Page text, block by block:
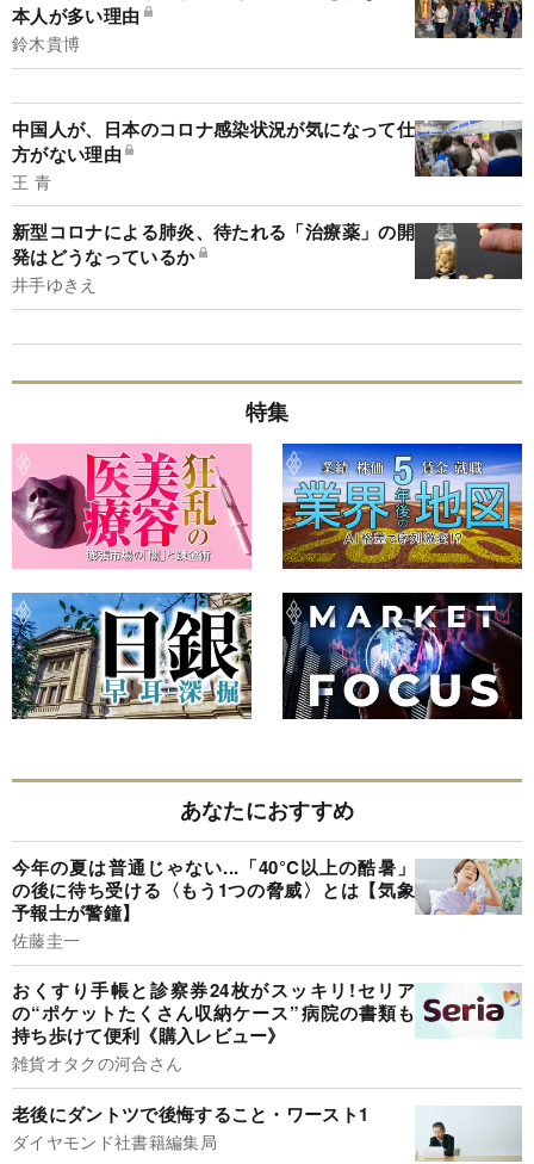
本人が多い理由
鈴木貴博
中国人が、日本のコロナ感染状況が気になって仕
方がない理由
王 青
新型コロナによる肺炎、待たれる「治療薬」の開
発はどうなっているか
井手ゆきえ
特集
あなたにおすすめ
今年の夏は普通じゃない...「40°C以上の酷暑」
の後に待ち受ける〈もう1つの脅威〉とは【気象
予報士が警鐘】
佐藤圭一
おくすり手帳と診察券24枚がスッキリ!セリア
の“ポケットたくさん収納ケース”病院の書類も
持ち歩けて便利《購入レビュー》
雑貨オタクの河合さん
老後にダントツで後悔すること・ワースト1
ダイヤモンド社書籍編集局